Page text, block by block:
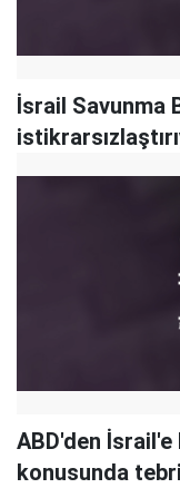
İsrail Savunma
ABD'den
konusunda